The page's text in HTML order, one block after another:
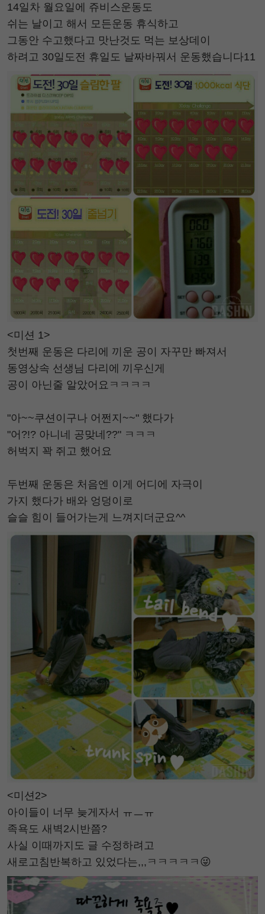
14일차 월요일에 쥬비스운동도
쉬는 날이고 해서 모든운동 휴식하고
그동안 수고했다고 맛난것도 먹는 보상데이
하려고 30일도전 휴일도 날짜바꿔서 운동했습니다11
<미션 1>
첫번째 운동은 다리에 끼운 공이 자꾸만 빠져서
동영상속 선생님 다리에 끼우신게
공이 아닌줄 알았어요ㅋㅋㅋㅋ
"아~~쿠션이구나 어쩐지~~" 했다가
"어?!? 아니네 공맞네??" ㅋㅋㅋ
허벅지 꽉 쥐고 했어요
두번째 운동은 처음엔 이게 어디에 자극이
가지 했다가 배와 엉덩이로
슬슬 힘이 들어가는게 느껴지더군요^^
<미션2>
아이들이 너무 늦게자서 ㅠㅡㅠ
족욕도 새벽2시반쯤?
사실 이때까지도 글 수정하려고
새로고침반복하고 있었다는,,,ㅋㅋㅋㅋㅋ😜